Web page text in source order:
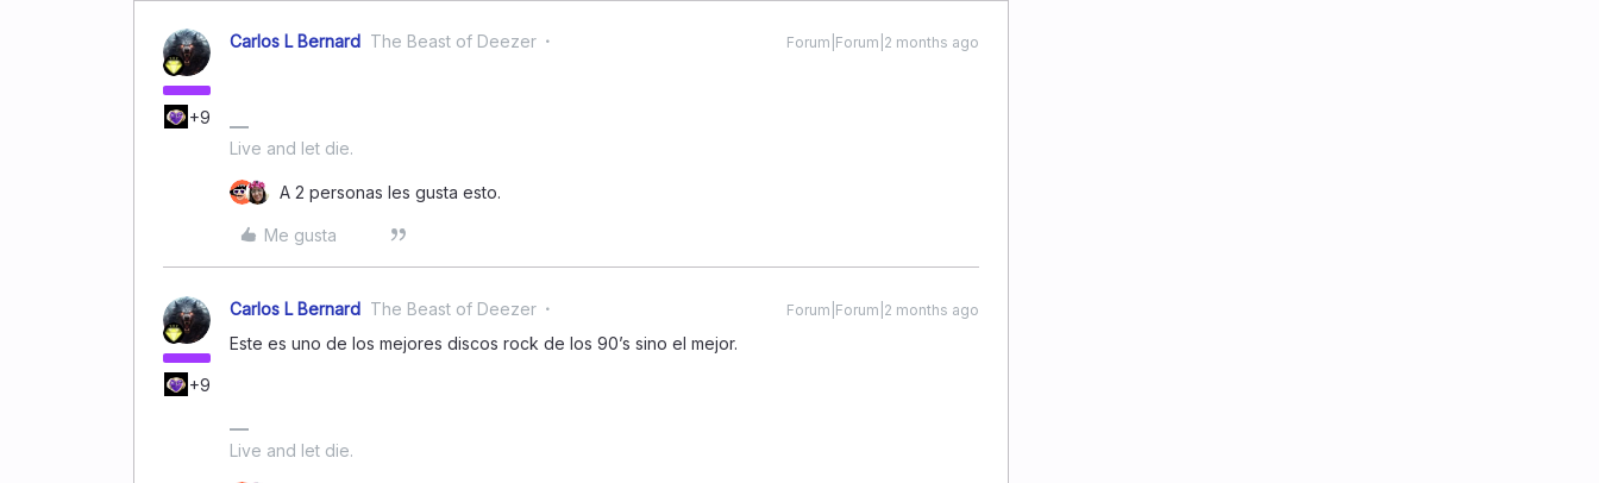
+9
Carlos L Bernard The Beast of Deezer Forum|Forum|2 months ago
Live and let die.
A 2 personas les gusta esto.
Me gusta
+9
Carlos L Bernard The Beast of Deezer Forum|Forum|2 months ago
Este es uno de los mejores discos rock de los 90’s sino el mejor.
Live and let die.